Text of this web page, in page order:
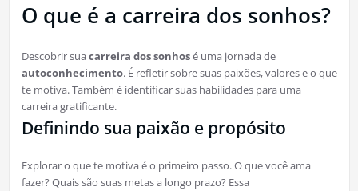
O que é a carreira dos sonhos?
Descobrir suacarreira dos sonhosé uma jornada de
autoconhecimento. É refletir sobre suas paixões, valores e o que
te motiva. Também é identificar suas habilidades para uma
carreira gratificante.
Definindo sua paixão e propósito
Explorar o que te motiva é o primeiro passo. O que você ama
fazer? Quais são suas metas a longo prazo? Essa